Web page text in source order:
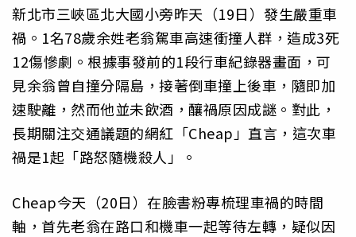
新北市三峽區北大國小旁昨天（19日）發生嚴重車
禍。1名78歲余姓老翁駕車高速衝撞人群，造成3死
12傷慘劇。根據事發前的1段行車紀錄器畫面，可
見余翁曾自撞分隔島，接著倒車撞上後車，隨即加
速駛離，然而他並未飲酒，釀禍原因成謎。對此，
長期關注交通議題的網紅「Cheap」直言，這次車
禍是1起「路怒隨機殺人」。
Cheap今天（20日）在臉書粉專梳理車禍的時間
軸，首先老翁在路口和機車一起等待左轉，疑似因